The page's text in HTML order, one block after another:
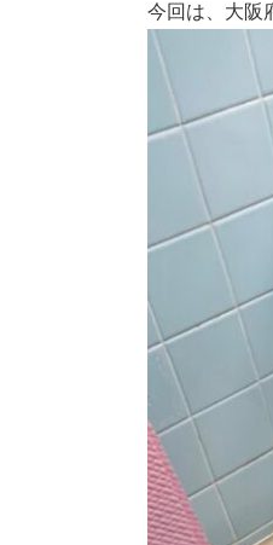
今回は、大阪